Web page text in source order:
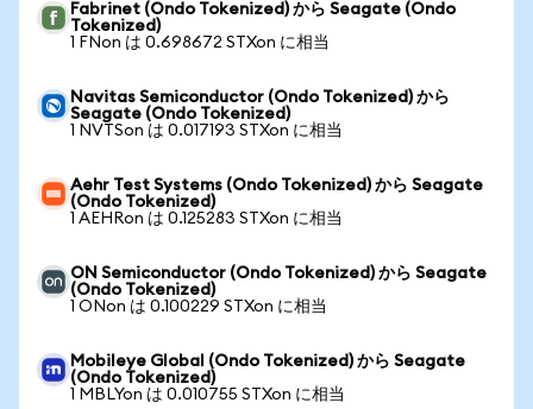
Fabrinet (Ondo Tokenized) から Seagate (Ondo
Tokenized)
1 FNon は 0.698672 STXon に相当
Navitas Semiconductor (Ondo Tokenized) から
Seagate (Ondo Tokenized)
1 NVTSon は 0.017193 STXon に相当
Aehr Test Systems (Ondo Tokenized) から Seagate
(Ondo Tokenized)
1 AEHRon は 0.125283 STXon に相当
ON Semiconductor (Ondo Tokenized) から Seagate
(Ondo Tokenized)
1 ONon は 0.100229 STXon に相当
Mobileye Global (Ondo Tokenized) から Seagate
(Ondo Tokenized)
1 MBLYon は 0.010755 STXon に相当